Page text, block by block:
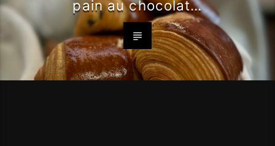
pain au chocolat…